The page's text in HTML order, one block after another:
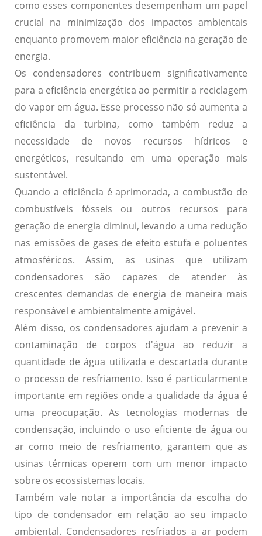
como esses componentes desempenham um papel
crucial na minimização dos impactos ambientais
enquanto promovem maior eficiência na geração de
energia.
Os condensadores contribuem significativamente
para a eficiência energética ao permitir a reciclagem
do vapor em água. Esse processo não só aumenta a
eficiência da turbina, como também reduz a
necessidade de novos recursos hídricos e
energéticos, resultando em uma operação mais
sustentável.
Quando a eficiência é aprimorada, a combustão de
combustíveis fósseis ou outros recursos para
geração de energia diminui, levando a uma redução
nas emissões de gases de efeito estufa e poluentes
atmosféricos. Assim, as usinas que utilizam
condensadores são capazes de atender às
crescentes demandas de energia de maneira mais
responsável e ambientalmente amigável.
Além disso, os condensadores ajudam a prevenir a
contaminação de corpos d'água ao reduzir a
quantidade de água utilizada e descartada durante
o processo de resfriamento. Isso é particularmente
importante em regiões onde a qualidade da água é
uma preocupação. As tecnologias modernas de
condensação, incluindo o uso eficiente de água ou
ar como meio de resfriamento, garantem que as
usinas térmicas operem com um menor impacto
sobre os ecossistemas locais.
Também vale notar a importância da escolha do
tipo de condensador em relação ao seu impacto
ambiental. Condensadores resfriados a arpodem